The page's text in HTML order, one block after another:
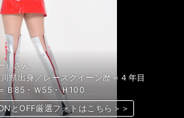
、藤井マリーさん、亀澤杏奈さん、高橋菜
Takanori
とOFF厳選フォトはこちら＞＞
、藤井マリーさん、亀澤杏奈さん、高橋菜
Takanori
とOFF厳選フォトはこちら＞＞
、藤井マリーさん、亀澤杏奈さん、高橋菜
Takanori
とOFF厳選フォトはこちら＞＞
）さん
県出身／レースクイーン歴＝４年目
Ｂ85・Ｗ55・Ｈ100
とOFF厳選フォトはこちら＞＞
）さん
県出身／レースクイーン歴＝４年目
Ｂ85・Ｗ55・Ｈ100
とOFF厳選フォトはこちら＞＞
）さん
県出身／レースクイーン歴＝４年目
Ｂ85・Ｗ55・Ｈ100
とOFF厳選フォトはこちら＞＞
）さん
県出身／レースクイーン歴＝４年目
Ｂ85・Ｗ55・Ｈ100
とOFF厳選フォトはこちら＞＞
）さん
県出身／レースクイーン歴＝４年目
Ｂ85・Ｗ55・Ｈ100
とOFF厳選フォトはこちら＞＞
）さん
県出身／レースクイーン歴＝４年目
Ｂ85・Ｗ55・Ｈ100
とOFF厳選フォトはこちら＞＞
）さん
県出身／レースクイーン歴＝４年目
Ｂ85・Ｗ55・Ｈ100
とOFF厳選フォトはこちら＞＞
）さん
県出身／レースクイーン歴＝４年目
Ｂ85・Ｗ55・Ｈ100
とOFF厳選フォトはこちら＞＞
出身／レースクイーン歴＝３年目
Ｂ78・Ｗ60・Ｈ84
とOFF厳選フォトはこちら＞＞
出身／レースクイーン歴＝３年目
Ｂ78・Ｗ60・Ｈ84
とOFF厳選フォトはこちら＞＞
出身／レースクイーン歴＝３年目
Ｂ78・Ｗ60・Ｈ84
とOFF厳選フォトはこちら＞＞
出身／レースクイーン歴＝３年目
Ｂ78・Ｗ60・Ｈ84
とOFF厳選フォトはこちら＞＞
出身／レースクイーン歴＝３年目
Ｂ78・Ｗ60・Ｈ84
とOFF厳選フォトはこちら＞＞
出身／レースクイーン歴＝３年目
Ｂ78・Ｗ60・Ｈ84
とOFF厳選フォトはこちら＞＞
出身／レースクイーン歴＝３年目
Ｂ78・Ｗ60・Ｈ84
とOFF厳選フォトはこちら＞＞
出身／レースクイーン歴＝３年目
Ｂ78・Ｗ60・Ｈ84
とOFF厳選フォトはこちら＞＞
さん
出身／レースクイーン歴＝３年目
Ｂ83・Ｗ63・Ｈ85
とOFF厳選フォトはこちら＞＞
さん
出身／レースクイーン歴＝３年目
Ｂ83・Ｗ63・Ｈ85
とOFF厳選フォトはこちら＞＞
さん
出身／レースクイーン歴＝３年目
Ｂ83・Ｗ63・Ｈ85
とOFF厳選フォトはこちら＞＞
さん
出身／レースクイーン歴＝３年目
Ｂ83・Ｗ63・Ｈ85
とOFF厳選フォトはこちら＞＞
さん
出身／レースクイーン歴＝３年目
Ｂ83・Ｗ63・Ｈ85
とOFF厳選フォトはこちら＞＞
さん
出身／レースクイーン歴＝３年目
Ｂ83・Ｗ63・Ｈ85
とOFF厳選フォトはこちら＞＞
さん
出身／レースクイーン歴＝３年目
Ｂ83・Ｗ63・Ｈ85
とOFF厳選フォトはこちら＞＞
さん
出身／レースクイーン歴＝３年目
Ｂ83・Ｗ63・Ｈ85
とOFF厳選フォトはこちら＞＞
）さん
出身／レースクイーン歴＝２年目
Ｂ85・Ｗ60・Ｈ88
とOFF厳選フォトはこちら＞＞
）さん
出身／レースクイーン歴＝２年目
Ｂ85・Ｗ60・Ｈ88
とOFF厳選フォトはこちら＞＞
）さん
出身／レースクイーン歴＝２年目
Ｂ85・Ｗ60・Ｈ88
とOFF厳選フォトはこちら＞＞
）さん
出身／レースクイーン歴＝２年目
Ｂ85・Ｗ60・Ｈ88
とOFF厳選フォトはこちら＞＞
）さん
出身／レースクイーン歴＝２年目
Ｂ85・Ｗ60・Ｈ88
とOFF厳選フォトはこちら＞＞
）さん
出身／レースクイーン歴＝２年目
Ｂ85・Ｗ60・Ｈ88
とOFF厳選フォトはこちら＞＞
）さん
出身／レースクイーン歴＝２年目
Ｂ85・Ｗ60・Ｈ88
とOFF厳選フォトはこちら＞＞
）さん
出身／レースクイーン歴＝２年目
Ｂ85・Ｗ60・Ｈ88
とOFF厳選フォトはこちら＞＞
）さん
出身／レースクイーン歴＝７年目
Ｂ83・Ｗ60・Ｈ86
とOFF厳選フォトはこちら＞＞
）さん
出身／レースクイーン歴＝７年目
Ｂ83・Ｗ60・Ｈ86
とOFF厳選フォトはこちら＞＞
）さん
出身／レースクイーン歴＝７年目
Ｂ83・Ｗ60・Ｈ86
とOFF厳選フォトはこちら＞＞
）さん
出身／レースクイーン歴＝７年目
Ｂ83・Ｗ60・Ｈ86
とOFF厳選フォトはこちら＞＞
）さん
出身／レースクイーン歴＝７年目
Ｂ83・Ｗ60・Ｈ86
とOFF厳選フォトはこちら＞＞
）さん
出身／レースクイーン歴＝７年目
Ｂ83・Ｗ60・Ｈ86
とOFF厳選フォトはこちら＞＞
）さん
出身／レースクイーン歴＝７年目
Ｂ83・Ｗ60・Ｈ86
とOFF厳選フォトはこちら＞＞
）さん
出身／レースクイーン歴＝７年目
Ｂ83・Ｗ60・Ｈ86
とOFF厳選フォトはこちら＞＞